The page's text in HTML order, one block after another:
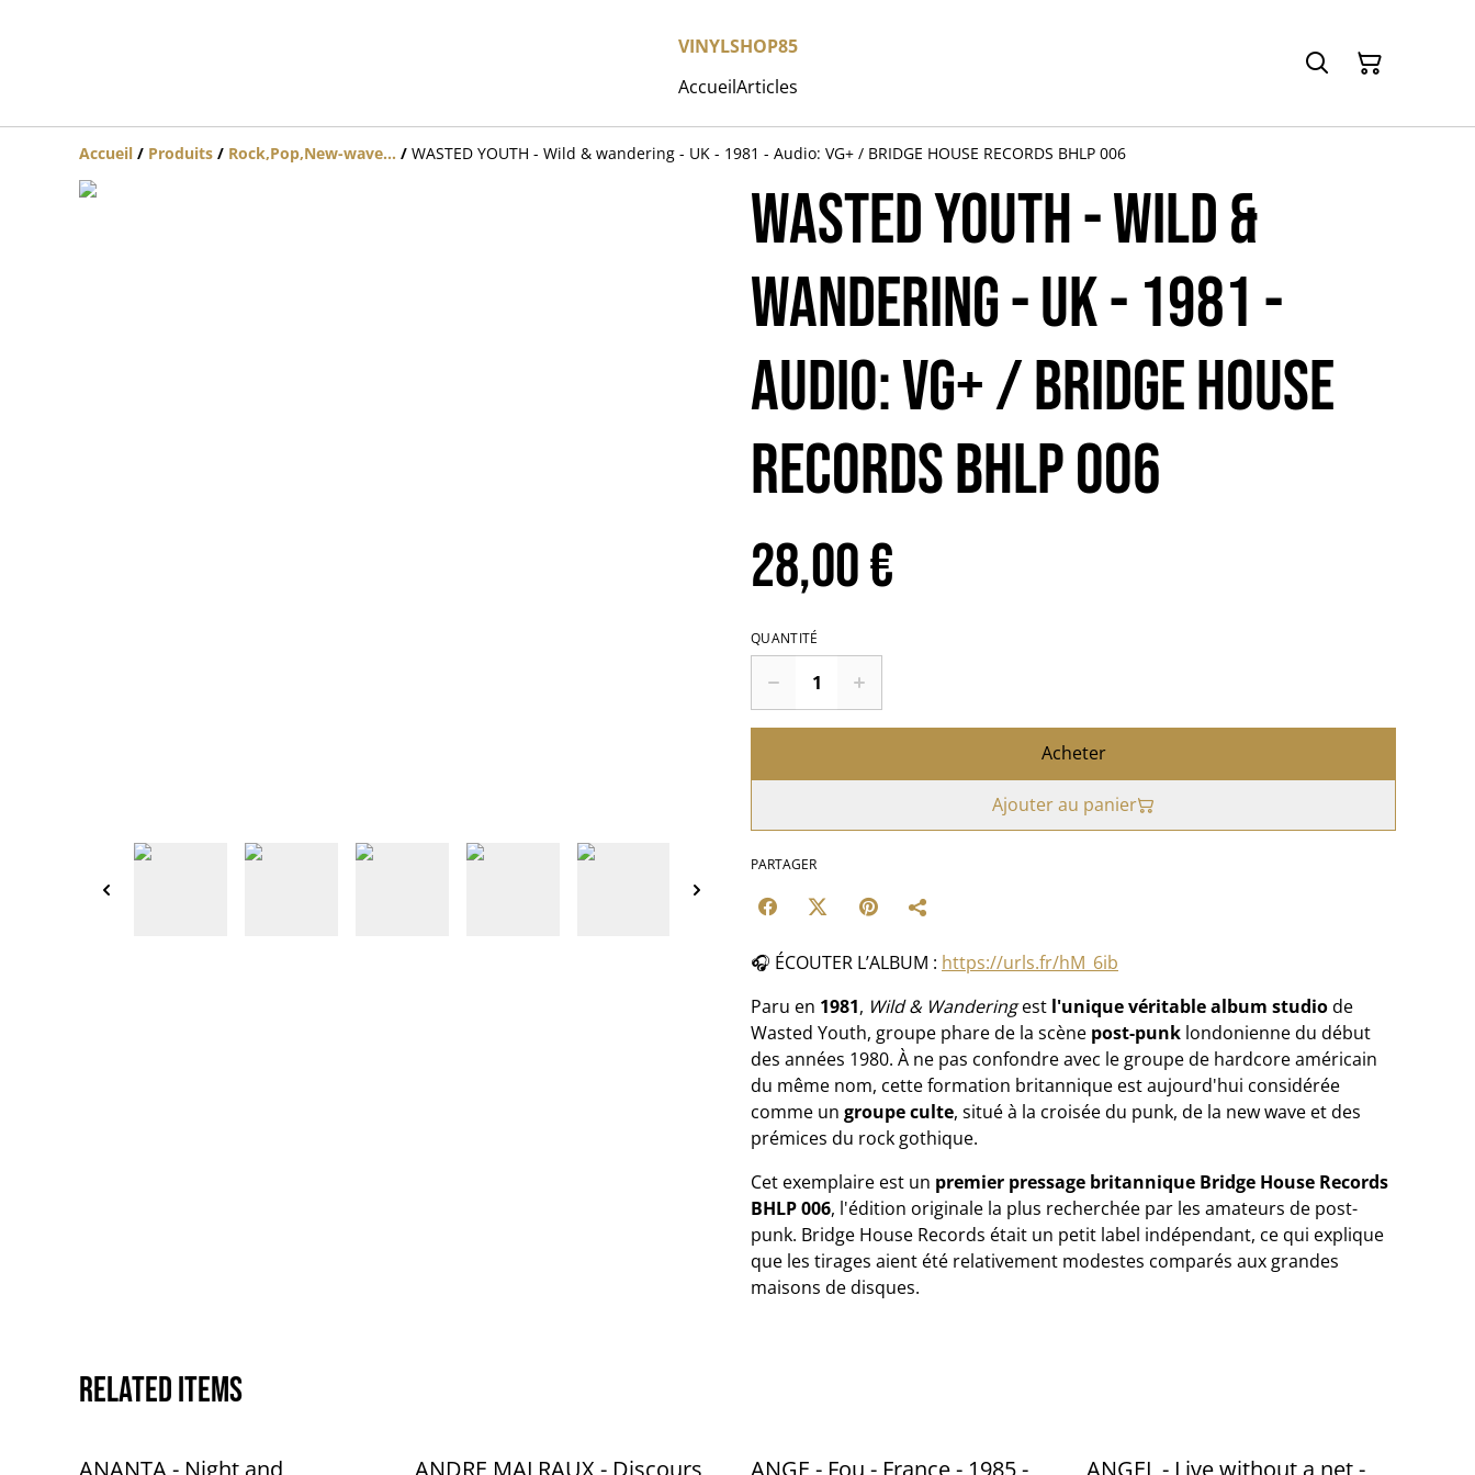
VINYLSHOP85
AccueilArticles
Accueil / Produits / Rock,Pop,New-wave... / WASTED YOUTH - Wild & wandering - UK - 1981 - Audio: VG+ / BRIDGE HOUSE RECORDS BHLP 006
WASTED YOUTH - Wild &
wandering - UK - 1981 -
Audio: VG+ / BRIDGE HOUSE
RECORDS BHLP 006
28,00 €
QUANTITÉ
Acheter
Ajouter au panier
PARTAGER
🎧 ÉCOUTER L’ALBUM : https://urls.fr/hM_6ib
Paru en 1981, Wild & Wanderingest l'unique véritable album studiode
Wasted Youth, groupe phare de la scène post-punk londonienne du début
des années 1980. À ne pas confondre avec le groupe de hardcore américain
du même nom, cette formation britannique est aujourd'hui considérée
comme un groupe culte, situé à la croisée du punk, de la new wave et des
prémices du rock gothique.
Cet exemplaire est un premier pressage britannique Bridge House Records
BHLP 006, l'édition originale la plus recherchée par les amateurs de post-
punk. Bridge House Records était un petit label indépendant, ce qui explique
que les tirages aient été relativement modestes comparés aux grandes
maisons de disques.
Related items
ANANTA - Night and ANDRE MALRAUX - Discours ANGE - Fou - France - 1985 - ANGEL - Live without a net -